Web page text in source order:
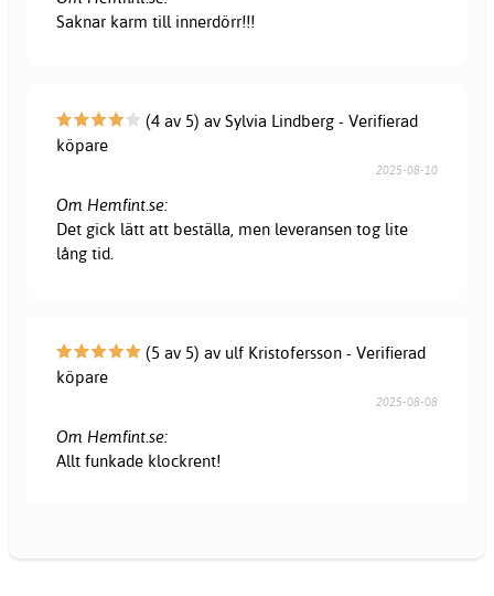
Saknar karm till innerdörr!!!
(4 av 5) av Sylvia Lindberg - Verifierad
köpare
2025-08-10
Om Hemfint.se:
Det gick lätt att beställa, men leveransen tog lite
lång tid.
(5 av 5) av ulf Kristofersson - Verifierad
köpare
2025-08-08
Om Hemfint.se:
Allt funkade klockrent!